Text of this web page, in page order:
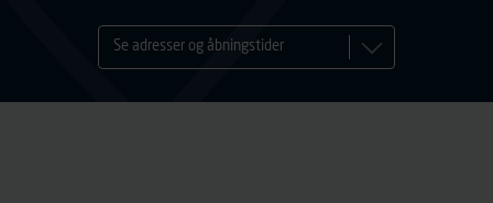
Se adresser og åbningstider